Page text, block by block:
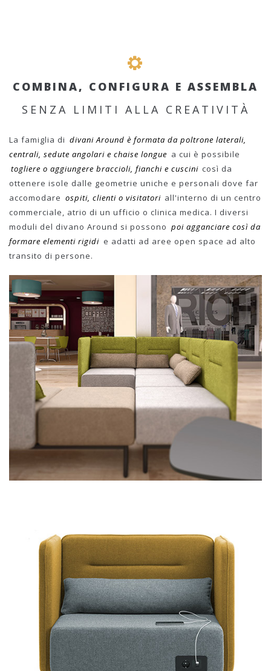
COMBINA, CONFIGURA E ASSEMBLA
SENZA LIMITI ALLA CREATIVITÀ
La famiglia di divani Around è formata da poltrone laterali,
centrali, sedute angolari e chaise longue a cui è possibile
togliere o aggiungere braccioli, fianchi e cuscini così da
ottenere isole dalle geometrie uniche e personali dove far
accomodare ospiti, clienti o visitatori all'interno di un centro
commerciale, atrio di un ufficio o clinica medica. I diversi
moduli del divano Around si possono poi agganciare così da
formare elementi rigidi e adatti ad aree open space ad alto
transito di persone.